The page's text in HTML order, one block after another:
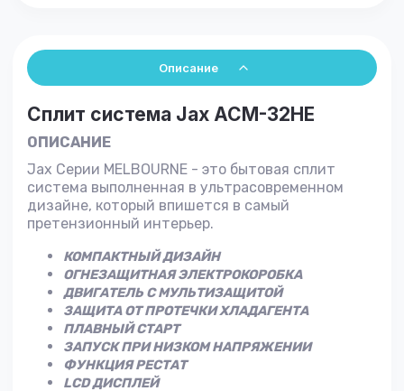
Описание
Сплит система Jax ACM-32HE
ОПИСАНИЕ
Jax Серии MELBOURNE - это бытовая сплит
система выполненная в ультрасовременном
дизайне, который впишется в самый
претензионный интерьер.
КОМПАКТНЫЙ ДИЗАЙН
ОГНЕЗАЩИТНАЯ ЭЛЕКТРОКОРОБКА
ДВИГАТЕЛЬ С МУЛЬТИЗАЩИТОЙ
ЗАЩИТА ОТ ПРОТЕЧКИ ХЛАДАГЕНТА
ПЛАВНЫЙ СТАРТ
ЗАПУСК ПРИ НИЗКОМ НАПРЯЖЕНИИ
ФУНКЦИЯ РЕСТАТ
LCD ДИСПЛЕЙ